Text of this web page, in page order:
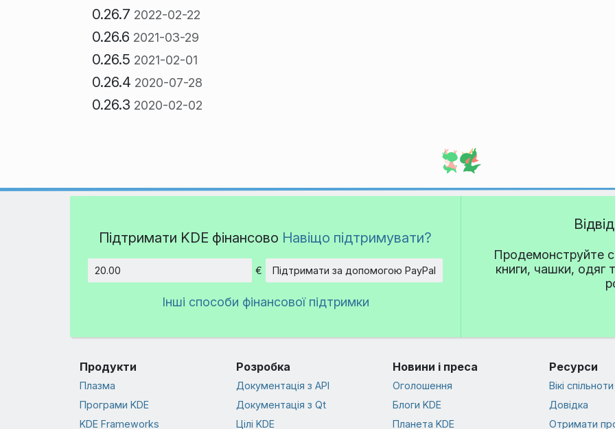
0.26.7 2022-02-22
0.26.6 2021-03-29
0.26.5 2021-02-01
0.26.4 2020-07-28
0.26.3 2020-02-02
Підтримати KDE фінансово Навіщо підтримувати?
Сума
€ Підтримати за допомогою PayPal
Інші способи фінансової підтримки
Продемонструйте
книги, чашки, одяг
Продукти
Плазма
Програми KDE
KDE Frameworks
Розробка
Документація з API
Документація з Qt
Цілі KDE
Новини і преса
Оголошення
Блоги KDE
Планета KDE
Ресурси
Вікі спільноти
Довідка
Отримати